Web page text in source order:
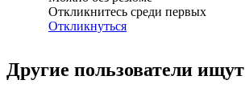
Откликнитесь среди первых
Откликнуться
Другие пользователи ищут